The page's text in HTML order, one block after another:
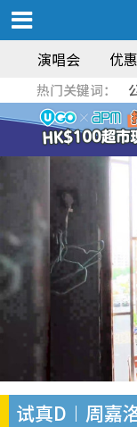
演唱会 优
热门关键词：
试真D︱周嘉